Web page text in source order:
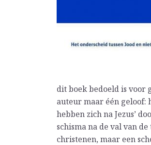
dit boek bedoeld is
auteur maar één geloof:
hebben zich na Jezus’
schisma na de val van
christenen, maar een